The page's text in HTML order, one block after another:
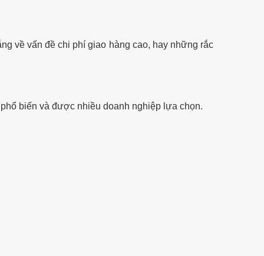
về vấn đề chi phí giao hàng cao, hay những rắc
biến và được nhiều doanh nghiệp lựa chọn.